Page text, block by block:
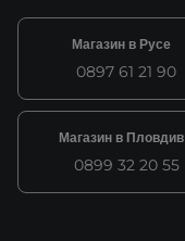
Магазин в Русе
0897 61 21 90
Магазин в Пловдив
0899 32 20 55